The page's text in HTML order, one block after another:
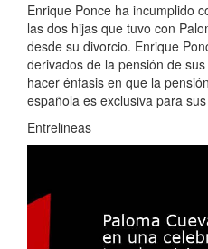
Enrique Ponce ha incumplido
las dos hijas que tuvo con
desde su divorcio. Enrique
derivados de la pensión de
hacer énfasis en que la
española es exclusiva para
Entrelineas